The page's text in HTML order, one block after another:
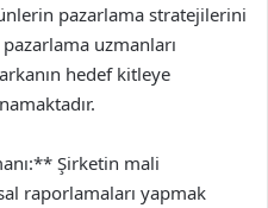
pazarlama stratejilerini
uzmanları
hedef kitleye
Şirketin mali
raporlamaları yapmak